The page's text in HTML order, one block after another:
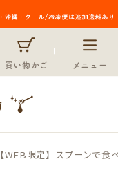
買い物かご メニュー
【WEB限定】スプーンで